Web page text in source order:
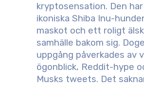
kryptosensation. Den
ikoniska Shiba Inu-
maskot och ett roligt
samhälle bakom sig.
uppgång påverkades av
ögonblick, Reddit-hype
Musks tweets. Det